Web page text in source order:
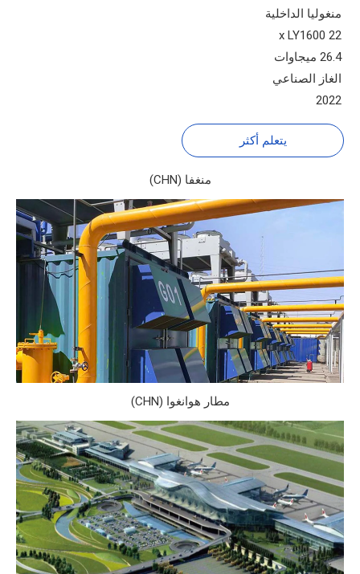
منغوليا الداخلية
22 x LY1600
26.4 ميجاوات
الغاز الصناعي
2022
يتعلم أكثر
منغفا (CHN)
مطار هوانغوا (CHN)